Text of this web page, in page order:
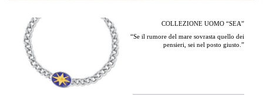
COLLEZIONE UOMO “SEA”
“Se il rumore del mare sovrasta quello dei
pensieri, sei nel posto giusto.”